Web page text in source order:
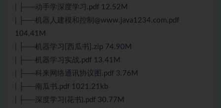
| ├──动手学深度学习.pdf 12.52M
| ├──机器人建模和控制@www.java1234.com.pdf
104.41M
| ├──机器学习[西瓜书].zip 74.90M
| ├──机器学习实战.pdf 13.41M
| ├──科来网络通讯协议图.pdf 3.76M
| ├──南瓜书.pdf 1021.21kb
| ├──深度学习(花书).pdf 30.77M